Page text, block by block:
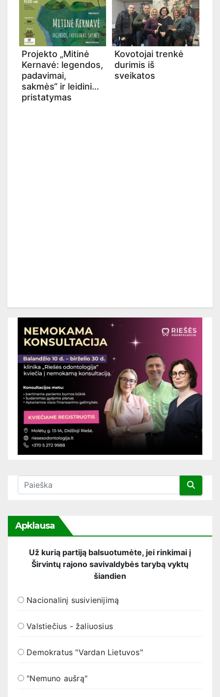
Projekto „Mitinė
Kernavė: legendos,
padavimai,
sakmės“ ir leidinio
pristatymas
Kovotojai trenkė
durimis iš
sveikatos
Apklausa
Už kurią partiją balsuotumėte, jei rinkimai į
Širvintų rajono savivaldybės tarybą vyktų
šiandien
Nacionalinį susivienijimą
Valstiečius - žaliuosius
Demokratus "Vardan Lietuvos"
"Nemuno aušrą"